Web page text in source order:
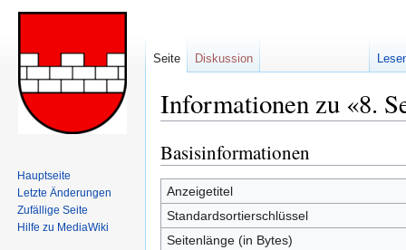
Informationen zu «8.
Zur
Navigation
springen
Zur
Suche
springen
Basisinformationen
Anzeigetitel
Standardsortierschlüssel
Seitenlänge (in Bytes)
Seite Diskussion
Hauptseite
Letzte Änderungen
Zufällige Seite
Hilfe zu MediaWiki